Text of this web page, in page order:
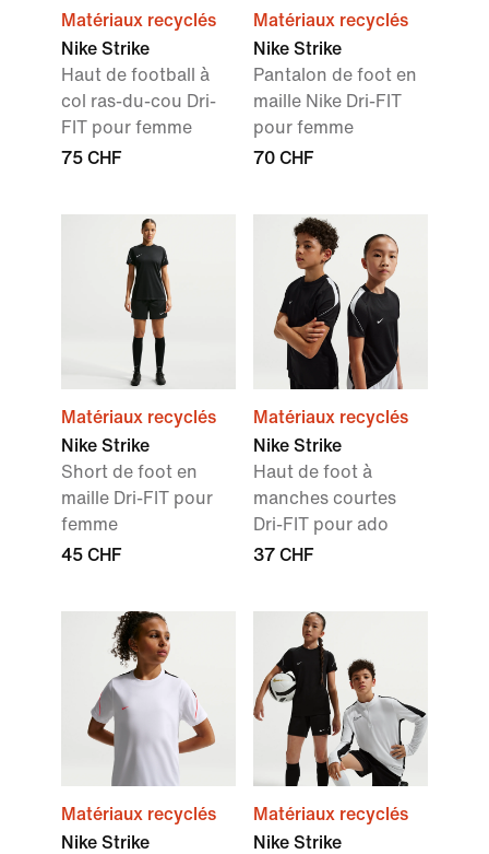
Matériaux recyclés
Nike Strike
Haut de football à
col ras-du-cou Dri-
FIT pour femme
75 CHF
Matériaux recyclés
Nike Strike
Pantalon de foot en
maille Nike Dri-FIT
pour femme
70 CHF
Matériaux recyclés
Nike Strike
Short de foot en
maille Dri-FIT pour
femme
45 CHF
Matériaux recyclés
Nike Strike
Haut de foot à
manches courtes
Dri-FIT pour ado
37 CHF
Matériaux recyclés
Nike Strike
Matériaux recyclés
Nike Strike